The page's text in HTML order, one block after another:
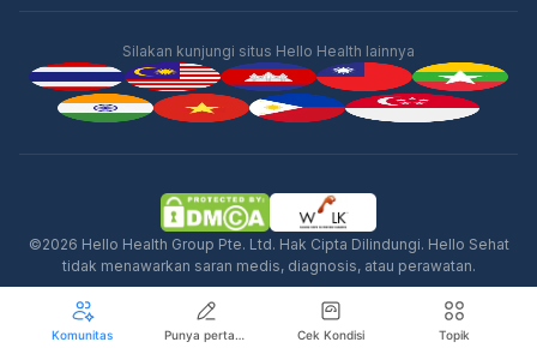
Iklan
Silakan kunjungi situs Hello Health lainnya
©2026 Hello Health Group Pte. Ltd. Hak Cipta Dilindungi. Hello Sehat
tidak menawarkan saran medis, diagnosis, atau perawatan.
Komunitas Punya pertanyaan seputar kesehatan? Cek Kondisi Topik